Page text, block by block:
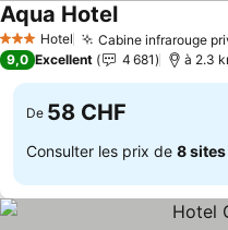
3 ÉtoilesHotel Cabine infrarouge
Aqua HotelConsulter les
9,0 Excellent 4 681 à 2.3
De 58 CHF
Consulter les prix de 8 sites